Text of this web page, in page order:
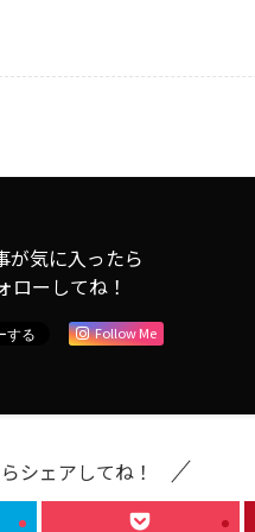
が気に入ったら
ローしてね！
Follow Me
シェアしてね！